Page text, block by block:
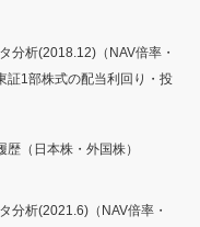
分析(2018.12)（NAV倍率・
証1部株式の配当利回り・投
歴（日本株・外国株）
分析(2021.6)（NAV倍率・